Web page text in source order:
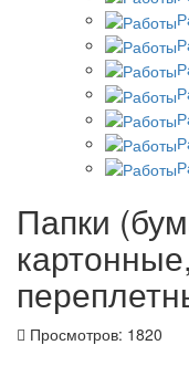
Папки
Просмотров: 1820